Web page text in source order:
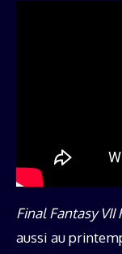
Final Fantasy VII
aussi au